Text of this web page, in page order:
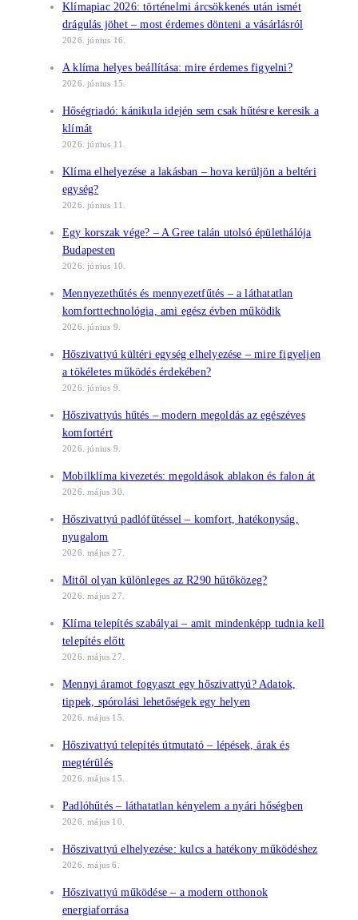
Klímapiac 2026: történelmi árcsökkenés után ismét
drágulás jöhet – most érdemes dönteni a vásárlásról
2026. június 16.
A klíma helyes beállítása: mire érdemes figyelni?
2026. június 15.
Hőségriadó: kánikula idején sem csak hűtésre keresik a
klímát
2026. június 11.
Klíma elhelyezése a lakásban – hova kerüljön a beltéri
egység?
2026. június 11.
Egy korszak vége? – A Gree talán utolsó épülethálója
Budapesten
2026. június 10.
Mennyezethűtés és mennyezetfűtés – a láthatatlan
komforttechnológia, ami egész évben működik
2026. június 9.
Hőszivattyú kültéri egység elhelyezése – mire figyeljen
a tökéletes működés érdekében?
2026. június 9.
Hőszivattyús hűtés – modern megoldás az egészéves
komfortért
2026. június 9.
Mobilklíma kivezetés: megoldások ablakon és falon át
2026. május 30.
Hőszivattyú padlófűtéssel – komfort, hatékonyság,
nyugalom
2026. május 27.
Mitől olyan különleges az R290 hűtőközeg?
2026. május 27.
Klíma telepítés szabályai – amit mindenképp tudnia kell
telepítés előtt
2026. május 27.
Mennyi áramot fogyaszt egy hőszivattyú? Adatok,
tippek, spórolási lehetőségek egy helyen
2026. május 15.
Hőszivattyú telepítés útmutató – lépések, árak és
megtérülés
2026. május 15.
Padlóhűtés – láthatatlan kényelem a nyári hőségben
2026. május 10.
Hőszivattyú elhelyezése: kulcs a hatékony működéshez
2026. május 6.
Hőszivattyú működése – a modern otthonok
energiaforrása